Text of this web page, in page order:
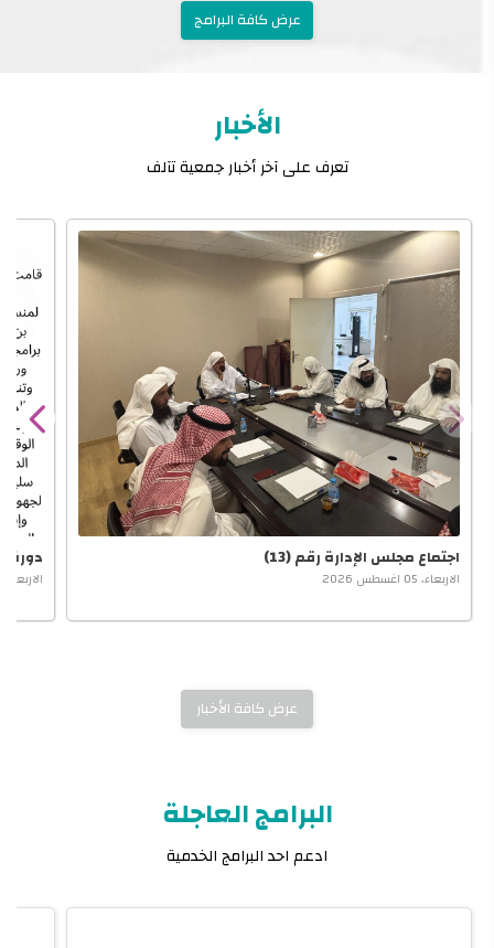
عرض كافة البرامج
الأخبار
تعرف على آخر أخبار جمعية تآلف
اجتماع مجلس الإدارة رقم (13)
الاربعاء، 05 اغسطس 2026
دورة
الاربعاء، 29 يوليو 2026
عرض كافة الأخبار
البرامج العاجلة
ادعم احد البرامج الخدمية